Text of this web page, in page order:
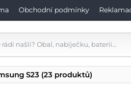
Obchodní podmínky
S23 (23 produktů)